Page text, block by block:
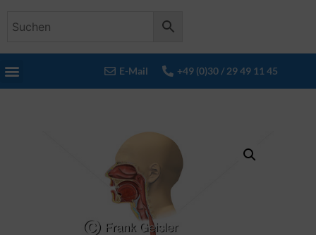
E-Mail +49 (0)30 / 29 49 11 45